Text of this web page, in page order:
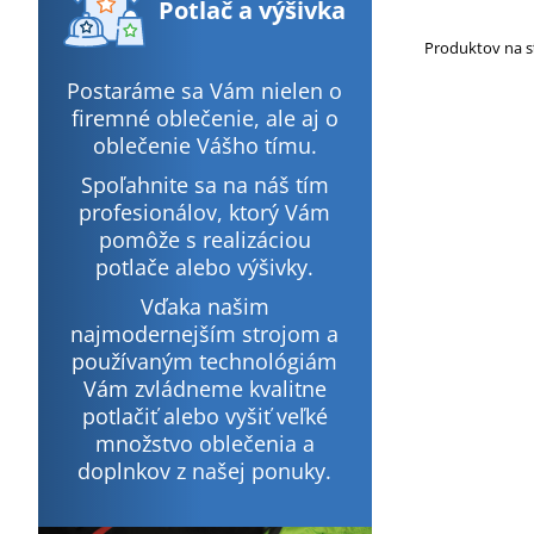
Potlača výšivka
Postaráme sa Vám nielen o
firemné oblečenie, ale aj o
oblečenie Vášho tímu.
Spoľahnite sa na náš tím
profesionálov, ktorý Vám
pomôže s realizáciou
potlače alebo výšivky.
Vďaka našim
najmodernejším strojom a
používaným technológiám
Vám zvládneme kvalitne
potlačiť alebo vyšiť veľké
množstvo oblečenia a
doplnkov z našej ponuky.
Produktov na